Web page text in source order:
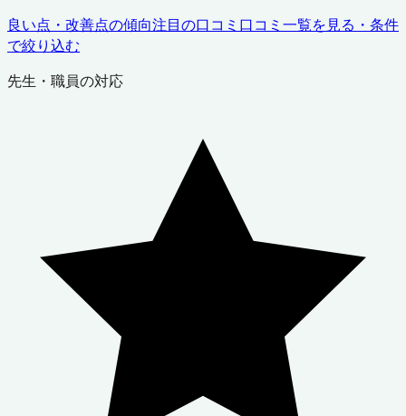
良い点・改善点の傾向注目の口コミ 口コミ一覧を見る・条件
で絞り込む
先生・職員の対応